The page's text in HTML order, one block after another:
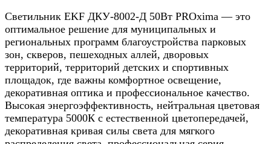
Светильник EKF ДКУ-8002-Д 50Вт PROxima — это
оптимальное решение для муниципальных и
региональных программ благоустройства парковых
зон, скверов, пешеходных аллей, дворовых
территорий, территорий детских и спортивных
площадок, где важны комфортное освещение,
декоративная оптика и профессиональное качество.
Высокая энергоэффективность, нейтральная цветовая
температура 5000К с естественной цветопередачей,
декоративная кривая силы света для мягкого